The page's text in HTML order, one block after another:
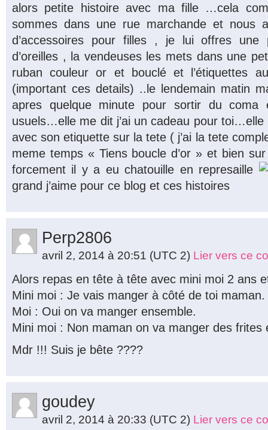
alors petite histoire avec ma fille …cela
sommes dans une rue marchande et nous
d’accessoires pour filles , je lui offres une
d’oreilles , la vendeuses les mets dans une
ruban couleur or et bouclé et l’étiquettes
(important ces details) ..le lendemain matin
apres quelque minute pour sortir du
usuels…elle me dit j’ai un cadeau pour
avec son etiquette sur la tete ( j’ai la tete
meme temps « Tiens boucle d’or » et bien
forcement il y a eu chatouille en represaille
grand j’aime pour ce blog et ces histoires
Perp2806
avril 2, 2014 à 20:51 (UTC 2) Lier vers ce
Alors repas en tête à tête avec mini moi 2 ans
Mini moi : Je vais manger à côté de toi maman.
Moi : Oui on va manger ensemble.
Mini moi : Non maman on va manger des frites
Mdr !!! Suis je bête ????
goudey
avril 2, 2014 à 20:33 (UTC 2) Lier vers ce